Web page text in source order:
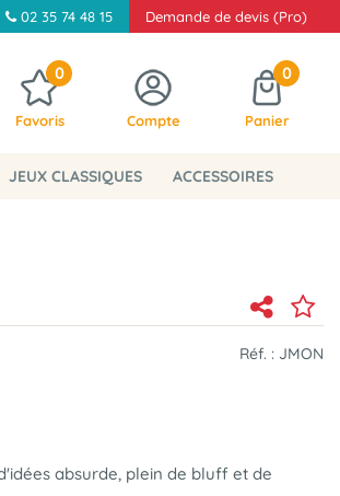
02 35 74 48 15 Demande de devis (Pro)
0
Favoris Compte
0
Panier
JEUX CLASSIQUES ACCESSOIRES
Réf. : JMON
absurde, plein de bluff et de